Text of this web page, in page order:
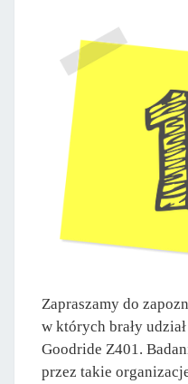
Zapraszamy do
w których brały
Goodride Z401.
przez takie